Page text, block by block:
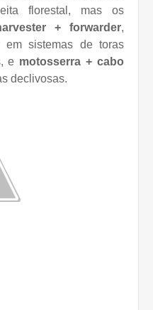
florestal, mas os
+ forwarder,
em sistemas de toras
e motosserra + cabo
declivosas.